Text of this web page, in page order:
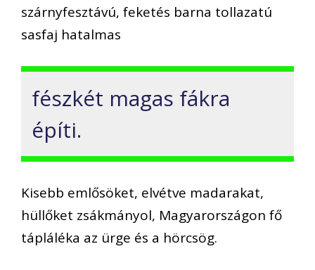
szárnyfesztávú, feketés barna tollazatú
sasfaj hatalmas
fészkét magas fákra
építi.
Kisebb emlősöket, elvétve madarakat,
hüllőket zsákmányol, Magyarországon fő
tápláléka az ürge és a hörcsög.